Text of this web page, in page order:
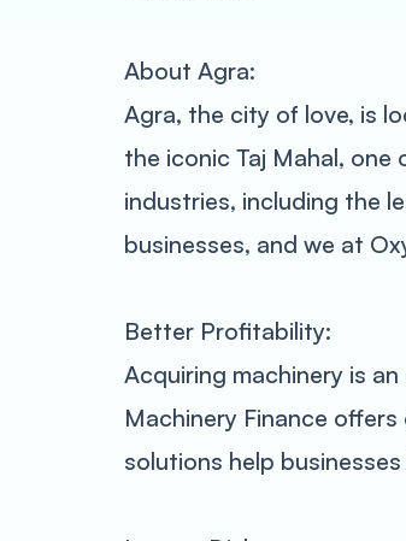
About Agra:
Agra, the city of love, is
the iconic Taj Mahal,
industries, including the
businesses, and we at
Better Profitability:
Acquiring machinery is
Machinery Finance
solutions help